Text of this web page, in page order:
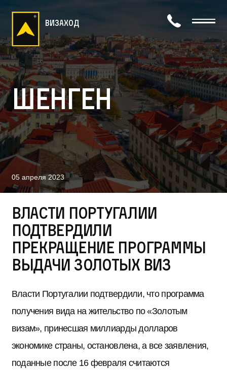
визаход
Шенген
05 апреля 2023
Власти Португалии
подтвердили
прекращение программы
выдачи Золотых виз
Власти Португалии подтвердили, что программа
получения вида на жительство по «Золотым
визам», принесшая миллиарды долларов
экономике страны, остановлена, а все заявления,
поданные после 16 февраля считаются